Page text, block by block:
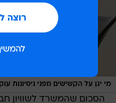
מי יגן על הקשישים מפני ניסיונות
הסכום שהמשרד לשוויון